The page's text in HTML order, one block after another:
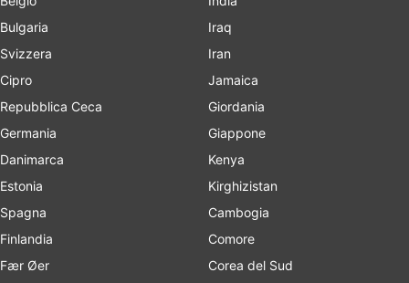
Bulgaria
Svizzera
Cipro
Repubblica Ceca
Germania
Danimarca
Estonia
Spagna
Finlandia
Fær Øer
Iraq
Iran
Jamaica
Giordania
Giappone
Kenya
Kirghizistan
Cambogia
Comore
Corea del Sud